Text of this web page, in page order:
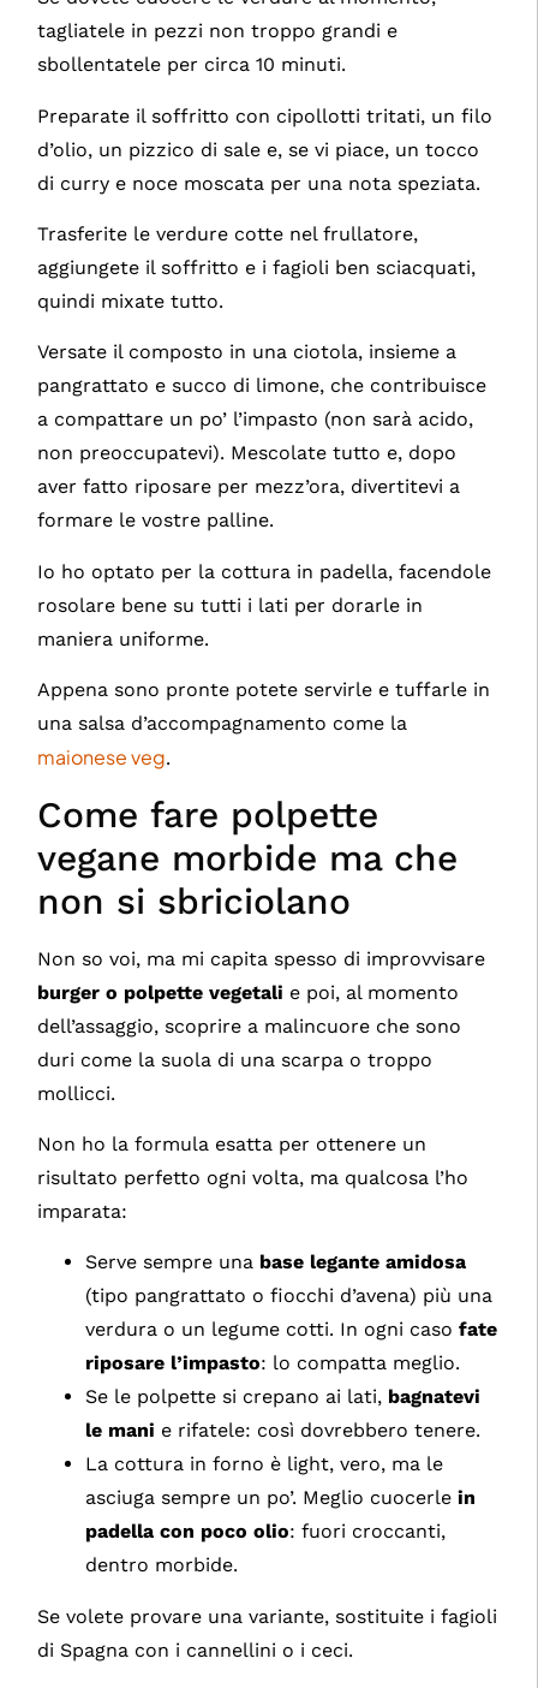
tagliatele in pezzi non troppo grandi e
sbollentatele per circa 10 minuti.
Preparate il soffritto con cipollotti tritati, un filo
d’olio, un pizzico di sale e, se vi piace, un tocco
di curry e noce moscata per una nota speziata.
Trasferite le verdure cotte nel frullatore,
aggiungete il soffritto e i fagioli ben sciacquati,
quindi mixate tutto.
Versate il composto in una ciotola, insieme a
pangrattato e succo di limone, che contribuisce
a compattare un po’ l’impasto (non sarà acido,
non preoccupatevi). Mescolate tutto e, dopo
aver fatto riposare per mezz’ora, divertitevi a
formare le vostre palline.
Io ho optato per la cottura in padella, facendole
rosolare bene su tutti i lati per dorarle in
maniera uniforme.
Appena sono pronte potete servirle e tuffarle in
una salsa d’accompagnamento come la
maionese veg.
Come fare polpette
vegane morbide ma che
non si sbriciolano
Non so voi, ma mi capita spesso di improvvisare
burger o polpette vegetali e poi, al momento
dell’assaggio, scoprire a malincuore che sono
duri come la suola di una scarpa o troppo
mollicci.
Non ho la formula esatta per ottenere un
risultato perfetto ogni volta, ma qualcosa l’ho
imparata:
Serve sempre una base legante amidosa
(tipo pangrattato o fiocchi d’avena) più una
verdura o un legume cotti. In ogni casofate
riposare l’impasto: lo compatta meglio.
Se le polpette si crepano ai lati, bagnatevi
le mani e rifatele: così dovrebbero tenere.
La cottura in forno è light, vero, ma le
asciuga sempre un po’. Meglio cuocerlein
padella con poco olio: fuori croccanti,
dentro morbide.
Se volete provare una variante, sostituite i fagioli
di Spagna con i cannellini o i ceci.